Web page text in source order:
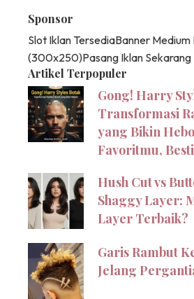
Sponsor
Slot Iklan TersediaBanner
(300x250)Pasang Iklan Sekarang
Artikel Terpopuler
Gong! Harry
Transformasi
yang Bikin
Favoritmu,
Hush Cut vs
Shaggy Layer:
Layer Terbaik?
Garis Rambut
Jelang